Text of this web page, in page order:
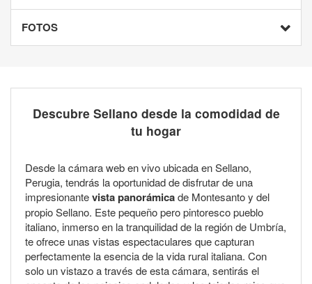
FOTOS
Descubre Sellano desde la comodidad de
tu hogar
Desde la cámara web en vivo ubicada en Sellano,
Perugia, tendrás la oportunidad de disfrutar de una
impresionantevista panorámicade Montesanto y del
propio Sellano. Este pequeño pero pintoresco pueblo
italiano, inmerso en la tranquilidad de la región de Umbría,
te ofrece unas vistas espectaculares que capturan
perfectamente la esencia de la vida rural italiana. Con
solo un vistazo a través de esta cámara, sentirás el